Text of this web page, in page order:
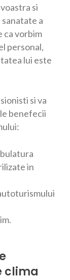
si
a
ca vorbim
personal,
lui este
si va
benefecii
in
clima